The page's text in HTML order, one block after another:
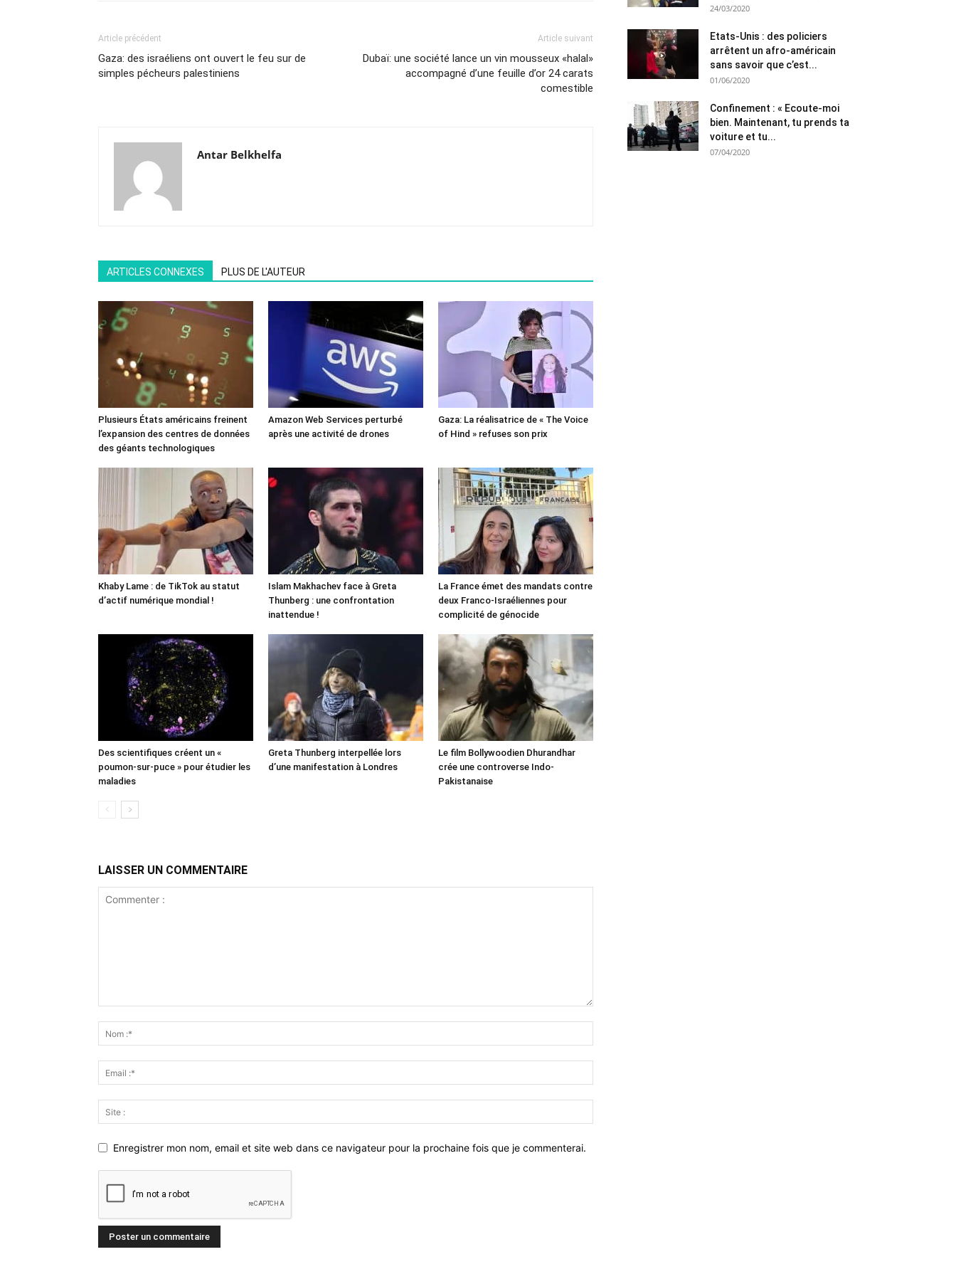
Article précédent
Gaza: des israéliens ont ouvert le feu sur de
simples pécheurs palestiniens
Article suivant
Dubaï: une société lance un vin mousseux «halal»
accompagné d’une feuille d’or 24 carats
comestible
Antar Belkhelfa
ARTICLES CONNEXES PLUS DE L'AUTEUR
Plusieurs États américains freinent
l’expansion des centres de données
des géants technologiques
Amazon Web Services perturbé
après une activité de drones
Gaza: La réalisatrice de « The Voice
of Hind » refuses son prix
Khaby Lame : de TikTok au statut
d’actif numérique mondial !
Islam Makhachev face à Greta
Thunberg : une confrontation
inattendue !
La France émet des mandats contre
deux Franco-Israéliennes pour
complicité de génocide
Des scientifiques créent un «
poumon-sur-puce » pour étudier les
maladies
Greta Thunberg interpellée lors
d’une manifestation à Londres
Le film Bollywoodien Dhurandhar
crée une controverse Indo-
Pakistanaise
LAISSER UN COMMENTAIRE
Enregistrer mon nom, email et site web dans ce navigateur pour la prochaine fois que je commenterai.
24/03/2020
Etats-Unis : des policiers
arrêtent un afro-américain
sans savoir que c’est...
01/06/2020
Confinement : « Ecoute-moi
bien. Maintenant, tu prends ta
voiture et tu...
07/04/2020